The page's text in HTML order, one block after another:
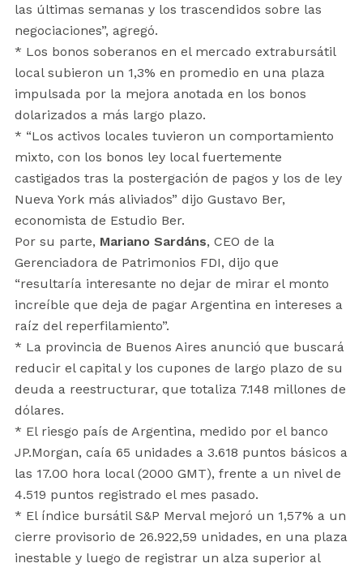
las últimas semanas y los trascendidos sobre las
negociaciones”, agregó.
* Los bonos soberanos en el mercado extrabursátil
local subieron un 1,3% en promedio en una plaza
impulsada por la mejora anotada en los bonos
dolarizados a más largo plazo.
* “Los activos locales tuvieron un comportamiento
mixto, con los bonos ley local fuertemente
castigados tras la postergación de pagos y los de ley
Nueva York más aliviados” dijo Gustavo Ber,
economista de Estudio Ber.
Por su parte, Mariano Sardáns, CEO de la
Gerenciadora de Patrimonios FDI, dijo que
“resultaría interesante no dejar de mirar el monto
increíble que deja de pagar Argentina en intereses a
raíz del reperfilamiento”.
* La provincia de Buenos Aires anunció que buscará
reducir el capital y los cupones de largo plazo de su
deuda a reestructurar, que totaliza 7.148 millones de
dólares.
* El riesgo país de Argentina, medido por el banco
JP.Morgan, caía 65 unidades a 3.618 puntos básicos a
las 17.00 hora local (2000 GMT), frente a un nivel de
4.519 puntos registrado el mes pasado.
* El índice bursátil S&P Merval mejoró un 1,57% a un
cierre provisorio de 26.922,59 unidades, en una plaza
inestable y luego de registrar un alza superior al